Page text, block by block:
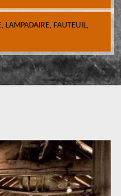
LAMPADAIRE, FAUTEUIL,